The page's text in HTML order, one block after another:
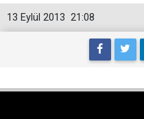
21:08
13 Eylül 2013